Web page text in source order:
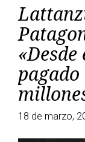
18 de marzo,